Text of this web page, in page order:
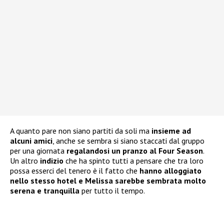
A quanto pare non siano partiti da soli ma insieme ad
alcuni amici, anche se sembra si siano staccati dal gruppo
per una giornata regalandosi un pranzo al Four Season.
Un altro indizio che ha spinto tutti a pensare che tra loro
possa esserci del tenero è il fatto che hanno alloggiato
nello stesso hotel e Melissa sarebbe sembrata molto
serena e tranquilla per tutto il tempo.